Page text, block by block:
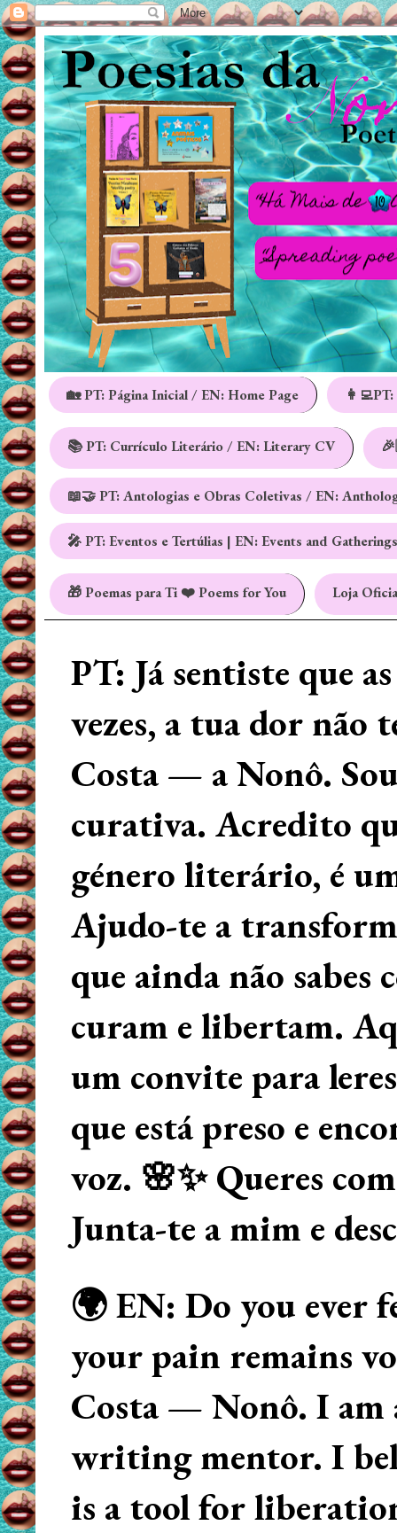
🏡 PT: Página Inicial / EN: Home Page
📚 PT: Currículo Literário / EN: Literary CV
📖🤝 PT: Antologias e Obras Coletivas / EN:
🎤 PT: Eventos e Tertúlias | EN: Events and Gatherings
🎁 Poemas para Ti ❤️ Poems for You Loja
PT: Já sentiste que
vezes, a tua dor não
Costa — a Nonô.
curativa. Acredito
género literário, é
Ajudo-te a
que ainda não
curam e libertam.
um convite para
que está preso e
voz. 🌸✨ Queres
Junta-te a mim e
🌍 EN: Do you ever
your pain remains
Costa — Nonô. I am
writing mentor. I
is a tool for